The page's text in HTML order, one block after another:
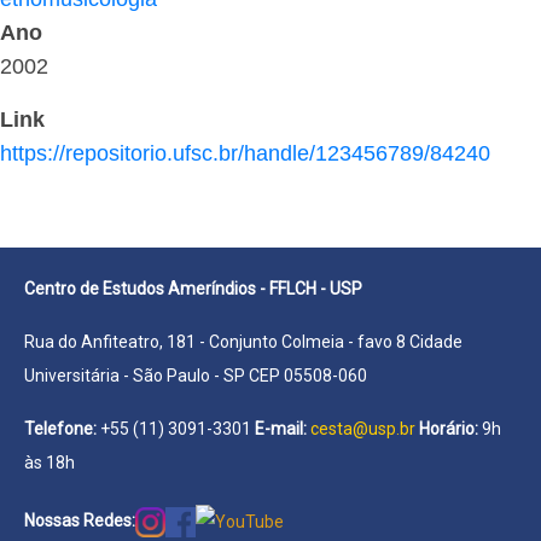
Ano
2002
Link
https://repositorio.ufsc.br/handle/123456789/84240
Centro de Estudos Ameríndios - FFLCH - USP
Rua do Anfiteatro, 181 - Conjunto Colmeia - favo 8 Cidade
Universitária - São Paulo - SP CEP 05508-060
Telefone: +55 (11) 3091-3301 E-mail:cesta@usp.br Horário:9h
às 18h
Nossas Redes: